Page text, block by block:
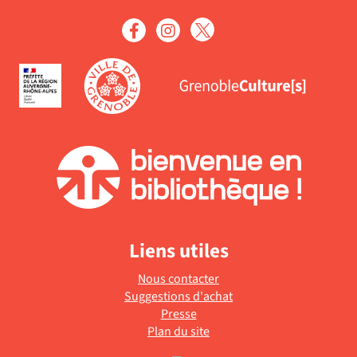
Liens utiles
Nous contacter
Suggestions d'achat
Presse
Plan du site